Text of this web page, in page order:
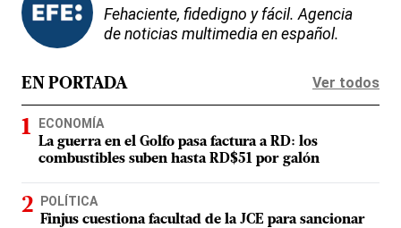
Fehaciente, fidedigno y fácil. Agencia
de noticias multimedia en español.
EN PORTADA Ver todos
ECONOMÍA
La guerra en el Golfo pasa factura a RD: los
combustibles suben hasta RD$51 por galón
POLÍTICA
Finjus cuestiona facultad de la JCE para sancionar